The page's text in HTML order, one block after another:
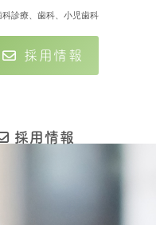
診療、歯科、小児歯科
採用情報
採用情報